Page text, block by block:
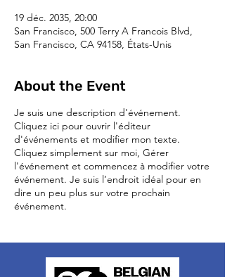
19 déc. 2035, 20:00
San Francisco, 500 Terry A Francois Blvd,
San Francisco, CA 94158, États-Unis
About the Event
Je suis une description d'événement.
Cliquez ici pour ouvrir l'éditeur
d'événements et modifier mon texte.
Cliquez simplement sur moi, Gérer
l'événement et commencez à modifier votre
événement. Je suis l’endroit idéal pour en
dire un peu plus sur votre prochain
événement.